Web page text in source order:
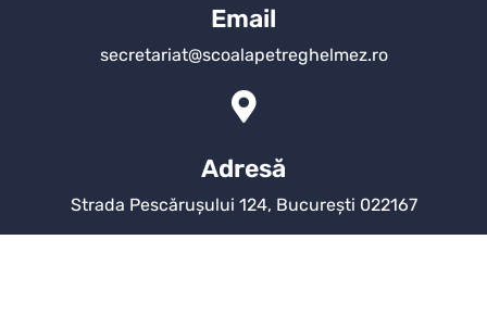
Email
secretariat@scoalapetreghelmez.ro
Adresă
Strada Pescărușului 124, București 022167